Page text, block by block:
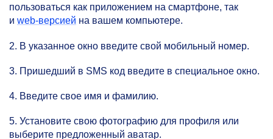
пользоваться как приложением на смартфоне, так
и web-версией на вашем компьютере.
2. В указанное окно введите свой мобильный номер.
3. Пришедший в SMS код введите в специальное окно.
4. Введите свое имя и фамилию.
5. Установите свою фотографию для профиля или
выберите предложенный аватар.